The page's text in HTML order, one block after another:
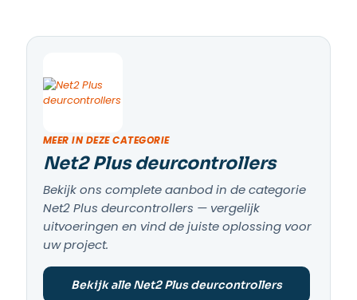
MEER IN DEZE CATEGORIE
Net2 Plus deurcontrollers
Bekijk ons complete aanbod in de categorie
Net2 Plus deurcontrollers — vergelijk
uitvoeringen en vind de juiste oplossing voor
uw project.
Bekijk alle Net2 Plus deurcontrollers